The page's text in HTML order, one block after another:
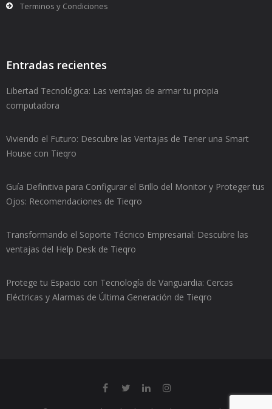
Terminos y Condiciones
Entradas recientes
Libertad Tecnológica: Las ventajas de armar tu propia
computadora
Viviendo el Futuro: Descubre las Ventajas de Tener una Smart
House con Tieqro
Guía Definitiva para Configurar el Brillo del Monitor y Proteger tus
Ojos: Recomendaciones de Tieqro
Transformando el Soporte Técnico Empresarial: Descubre las
ventajas del Help Desk de Tieqro
Protege tu Espacio con Tecnología de Vanguardia: Cercas
Eléctricas y Alarmas de Última Generación de Tieqro